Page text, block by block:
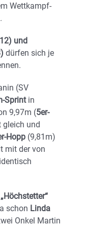
Wettkampf-
und
dürfen sich je
(SV
Sprintin
9,97m (5er-
gleich und
Hopp (9,81m)
mit der von
„Höchstetter“
schon Linda
Onkel Martin